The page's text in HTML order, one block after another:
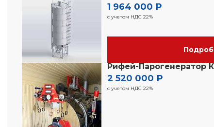
1 964 000 Р
с учетом НДС 22%
Рифей-Парогенератор
2 520 000 Р
с учетом НДС 22%